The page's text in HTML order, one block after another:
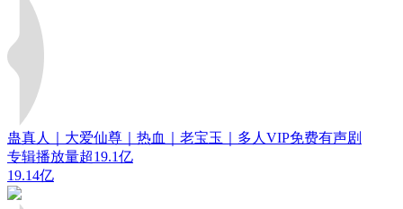
蛊真人｜大爱仙尊｜热血｜老宝玉｜多人VIP免费有声剧
专辑播放量超19.1亿
19.14亿